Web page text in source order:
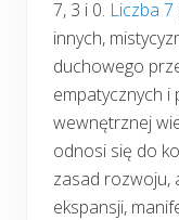
7, 3 i 0. Liczba 7
innych,
duchowego
empatycznych i
wewnętrznej
odnosi się do
zasad rozwoju,
ekspansji,